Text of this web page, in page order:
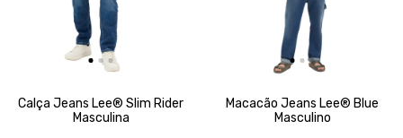
Calça Jeans Lee® Slim Rider
Masculina
Macacão Jeans Lee® Blue
Masculino